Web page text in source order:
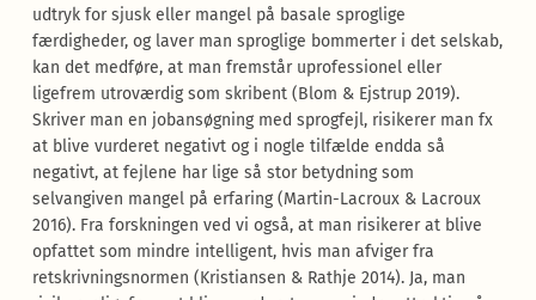
udtryk for sjusk eller mangel på basale sproglige
færdigheder, og laver man sproglige bommerter i det selskab,
kan det medføre, at man fremstår uprofessionel eller
ligefrem utroværdig som skribent (Blom & Ejstrup 2019).
Skriver man en jobansøgning med sprogfejl, risikerer man fx
at blive vurderet negativt og i nogle tilfælde endda så
negativt, at fejlene har lige så stor betydning som
selvangiven mangel på erfaring (Martin-Lacroux & Lacroux
2016). Fra forskningen ved vi også, at man risikerer at blive
opfattet som mindre intelligent, hvis man afviger fra
retskrivningsnormen (Kristiansen & Rathje 2014). Ja, man